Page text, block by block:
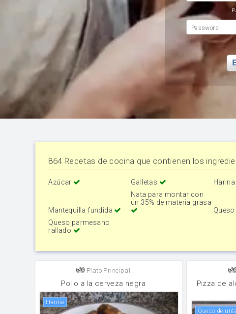
Password
864 Recetas de cocina que contienen los
Azúcar Galletas Harina
Mantequilla fundida
Nata para montar con
un 35% de materia grasa
Queso parmesano
rallado
Plato Principal
Pollo a la cerveza negra
harina
Pizza de
Queso de